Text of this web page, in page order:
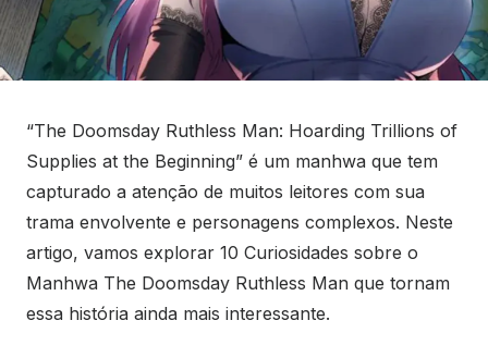
“The Doomsday Ruthless Man: Hoarding Trillions of
Supplies at the Beginning” é um manhwa que tem
capturado a atenção de muitos leitores com sua
trama envolvente e personagens complexos. Neste
artigo, vamos explorar 10 Curiosidades sobre o
Manhwa The Doomsday Ruthless Man que tornam
essa história ainda mais interessante.